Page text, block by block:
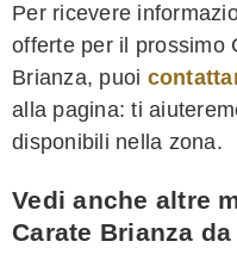
Per ricevere
offerte per il prossimo
Brianza, puoi
alla pagina: ti
disponibili nella zona.
Vedi anche altre
Carate Brianza